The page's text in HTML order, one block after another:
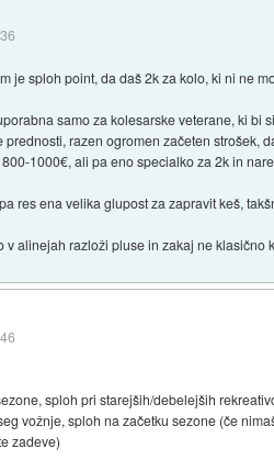
je sploh point, da daš 2k za kolo, ki ni ne
samo za kolesarske veterane, ki
razen ogromen začeten strošek,
1000€, ali pa eno specialko za 2k in
res ena velika glupost za zapravit keš,
v alinejah razloži pluse in zakaj ne klasično
sploh pri starejših/debelejših
vožnje, sploh na začetku sezone (če
zadeve)